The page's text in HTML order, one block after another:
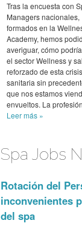
Tras la encuesta con
Managers nacionales,
formados en la
Academy, hemos
averiguar, cómo
el sector Wellness y
reforzado de esta crisis
sanitaria sin
que nos estamos
envueltos. La
Leer más »
Spa Jobs
Rotación del
inconvenientes
del spa